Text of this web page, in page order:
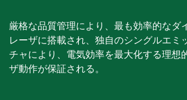
厳格な品質管理により、最も効率的なダ
レーザに搭載され、独自のシングルエミ
チャにより、電気効率を最大化する理想
ザ動作が保証される。